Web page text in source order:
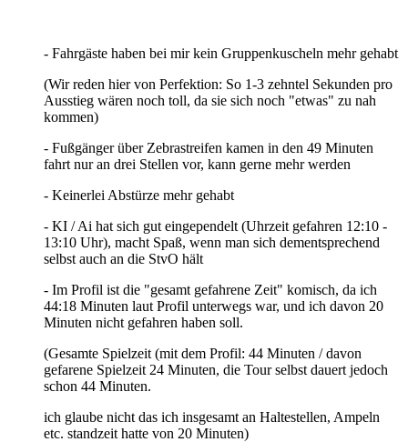
- Fahrgäste haben bei mir kein Gruppenkuscheln mehr gehabt
(Wir reden hier von Perfektion: So 1-3 zehntel Sekunden pro
Ausstieg wären noch toll, da sie sich noch "etwas" zu nah
kommen)
- Fußgänger über Zebrastreifen kamen in den 49 Minuten
fahrt nur an drei Stellen vor, kann gerne mehr werden
- Keinerlei Abstürze mehr gehabt
- KI / Ai hat sich gut eingependelt (Uhrzeit gefahren 12:10 -
13:10 Uhr), macht Spaß, wenn man sich dementsprechend
selbst auch an die StvO hält
- Im Profil ist die "gesamt gefahrene Zeit" komisch, da ich
44:18 Minuten laut Profil unterwegs war, und ich davon 20
Minuten nicht gefahren haben soll.
(Gesamte Spielzeit (mit dem Profil: 44 Minuten / davon
gefarene Spielzeit 24 Minuten, die Tour selbst dauert jedoch
schon 44 Minuten.
ich glaube nicht das ich insgesamt an Haltestellen, Ampeln
etc. standzeit hatte von 20 Minuten)